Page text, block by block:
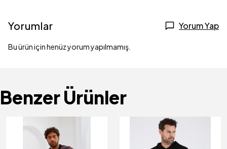
Yorumlar Yorum Yap
Bu ürün için henüz yorum yapılmamış.
Benzer Ürünler